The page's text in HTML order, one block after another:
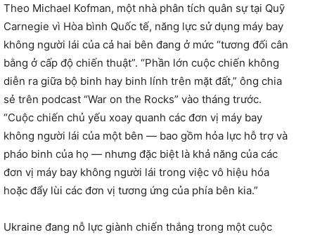
Theo Michael Kofman, một nhà phân tích quân sự tại Quỹ
Carnegie vì Hòa bình Quốc tế, năng lực sử dụng máy bay
không người lái của cả hai bên đang ở mức “tương đối cân
bằng ở cấp độ chiến thuật”. “Phần lớn cuộc chiến không
diễn ra giữa bộ binh hay binh lính trên mặt đất,” ông chia
sẻ trên podcast “War on the Rocks” vào tháng trước.
“Cuộc chiến chủ yếu xoay quanh các đơn vị máy bay
không người lái của một bên — bao gồm hỏa lực hỗ trợ và
pháo binh của họ — nhưng đặc biệt là khả năng của các
đơn vị máy bay không người lái trong việc vô hiệu hóa
hoặc đẩy lùi các đơn vị tương ứng của phía bên kia.”
Ukraine đang nỗ lực giành chiến thắng trong một cuộc